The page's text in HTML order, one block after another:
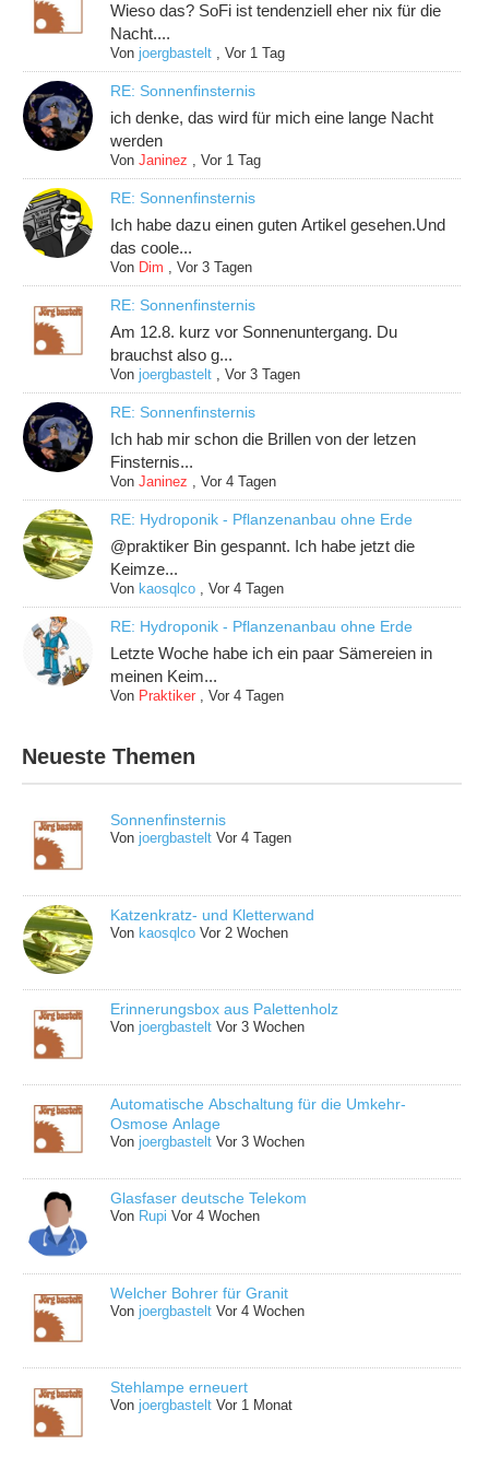
Wieso das? SoFi ist tendenziell eher nix für die
Nacht....
Vonjoergbastelt ,Vor 1 Tag
RE: Sonnenfinsternis
ich denke, das wird für mich eine lange Nacht
werden
VonJaninez ,Vor 1 Tag
RE: Sonnenfinsternis
Ich habe dazu einen guten Artikel gesehen.Und
das coole...
Von Dim ,Vor 3 Tagen
RE: Sonnenfinsternis
Am 12.8. kurz vor Sonnenuntergang. Du
brauchst also g...
Vonjoergbastelt ,Vor 3 Tagen
RE: Sonnenfinsternis
Ich hab mir schon die Brillen von der letzen
Finsternis...
VonJaninez ,Vor 4 Tagen
RE: Hydroponik - Pflanzenanbau ohne Erde
@praktiker Bin gespannt. Ich habe jetzt die
Keimze...
Von kaosqlco ,Vor 4 Tagen
RE: Hydroponik - Pflanzenanbau ohne Erde
Letzte Woche habe ich ein paar Sämereien in
meinen Keim...
Von Praktiker ,Vor 4 Tagen
Neueste Themen
Sonnenfinsternis
Vonjoergbastelt Vor 4 Tagen
Katzenkratz- und Kletterwand
Vonkaosqlco Vor 2 Wochen
Erinnerungsbox aus Palettenholz
Vonjoergbastelt Vor 3 Wochen
Automatische Abschaltung für die Umkehr-
Osmose Anlage
Vonjoergbastelt Vor 3 Wochen
Glasfaser deutsche Telekom
Von Rupi Vor 4 Wochen
Welcher Bohrer für Granit
Vonjoergbastelt Vor 4 Wochen
Stehlampe erneuert
Vonjoergbastelt Vor 1 Monat